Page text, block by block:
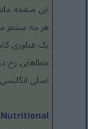
این صفحه
هر چه بیشتر
یک فناوری
خطاهایی رخ
اصلی